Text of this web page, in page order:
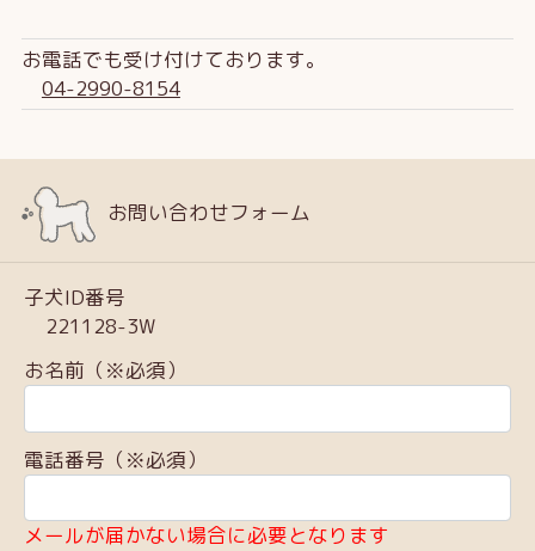
お電話でも受け付けております。
04-2990-8154
お問い合わせフォーム
子犬ID番号
221128-3W
お名前（※必須）
電話番号（※必須）
メールが届かない場合に必要となります